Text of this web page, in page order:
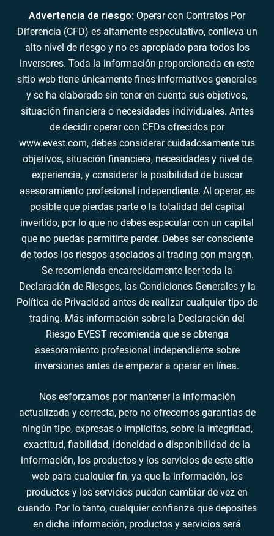
Advertencia de riesgo: Operar con Contratos Por
Diferencia (CFD) es altamente especulativo, conlleva un
alto nivel de riesgo y no es apropiado para todos los
inversores. Toda la información proporcionada en este
sitio web tiene únicamente fines informativos generales
y se ha elaborado sin tener en cuenta sus objetivos,
situación financiera o necesidades individuales. Antes
de decidir operar con CFDs ofrecidos por
www.evest.com, debes considerar cuidadosamente tus
objetivos, situación financiera, necesidades y nivel de
experiencia, y considerar la posibilidad de buscar
asesoramiento profesional independiente. Al operar, es
posible que pierdas parte o la totalidad del capital
invertido, por lo que no debes especular con un capital
que no puedas permitirte perder. Debes ser consciente
de todos los riesgos asociados al trading con margen.
Se recomienda encarecidamente leer toda la
Declaración de Riesgos, las Condiciones Generales y la
Política de Privacidad antes de realizar cualquier tipo de
trading. Más información sobre la Declaración del
Riesgo EVEST recomienda que se obtenga
asesoramiento profesional independiente sobre
inversiones antes de empezar a operar en línea.
Nos esforzamos por mantener la información
actualizada y correcta, pero no ofrecemos garantías de
ningún tipo, expresas o implícitas, sobre la integridad,
exactitud, fiabilidad, idoneidad o disponibilidad de la
información, los productos y los servicios de este sitio
web para cualquier fin, ya que la información, los
productos y los servicios pueden cambiar de vez en
cuando. Por lo tanto, cualquier confianza que deposites
en dicha información, productos y servicios será